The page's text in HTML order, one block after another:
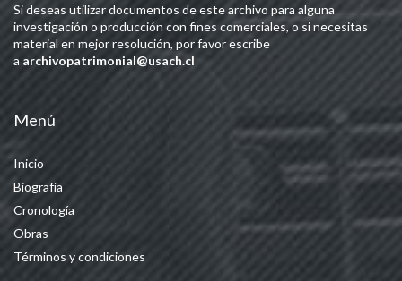
Si deseas utilizar documentos de este archivo para alguna
investigación o producción con fines comerciales, o si necesitas
material en mejor resolución, por favor escribe
a archivopatrimonial@usach.cl
Menú
Inicio
Biografía
Cronología
Obras
Términos y condiciones